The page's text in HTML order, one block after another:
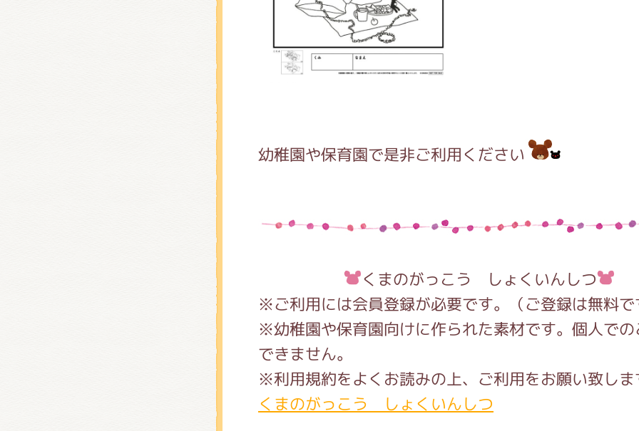
幼稚園や保育園で是非ご利用ください
くまのがっこう しょくいんしつ
※ご利用には会員登録が必要です。（ご登録は無料で
※幼稚園や保育園向けに作られた素材です。個人で
できません。
※利用規約をよくお読みの上、ご利用をお願い致しま
くまのがっこう しょくいんしつ